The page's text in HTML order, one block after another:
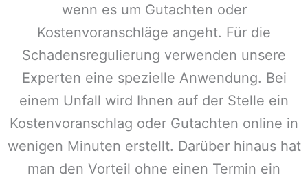
wenn es um Gutachten oder
Kostenvoranschläge angeht. Für die
Schadensregulierung verwenden unsere
Experten eine spezielle Anwendung. Bei
einem Unfall wird Ihnen auf der Stelle ein
Kostenvoranschlag oder Gutachten online in
wenigen Minuten erstellt. Darüber hinaus hat
man den Vorteil ohne einen Termin ein